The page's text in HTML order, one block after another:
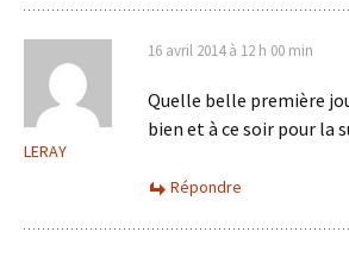
LERAY
16 avril 2014 à 12 h 00 min
Quelle belle première
bien et à ce soir pour la
Répondre